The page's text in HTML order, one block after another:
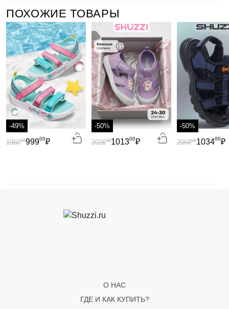
ПОХОЖИЕ ТОВАРЫ
-49%
99900₽
196000
-50%
101300₽
202600
-50%
103400₽
206800
О НАС
ГДЕ И КАК КУПИТЬ?